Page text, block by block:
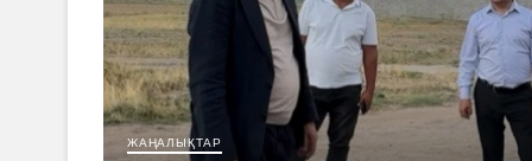
ЖАҢАЛЫҚТАР